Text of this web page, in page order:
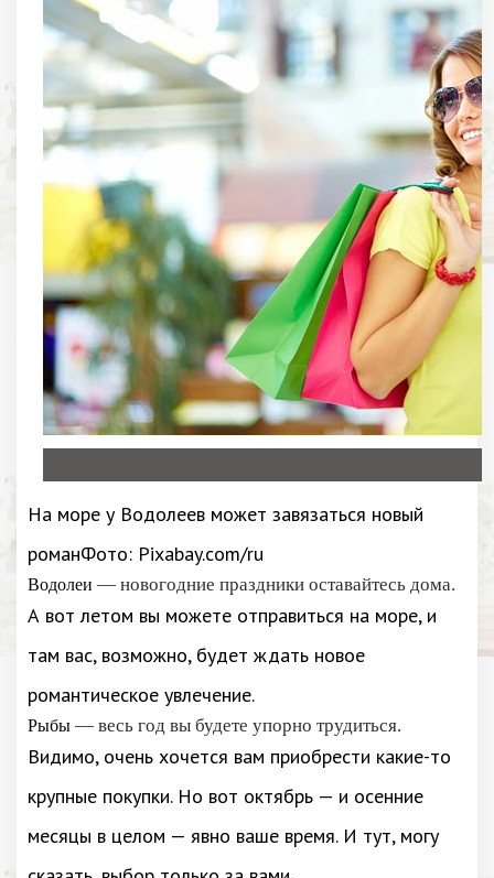
На море у Водолеев может завязаться новый
романФото: Pixabay.com/ru
Водолеи — новогодние праздники оставайтесь дома.
А вот летом вы можете отправиться на море, и
там вас, возможно, будет ждать новое
романтическое увлечение.
Рыбы — весь год вы будете упорно трудиться.
Видимо, очень хочется вам приобрести какие-то
крупные покупки. Но вот октябрь — и осенние
месяцы в целом — явно ваше время. И тут, могу